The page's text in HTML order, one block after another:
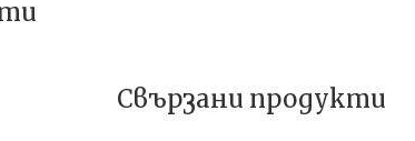
Свързани продукти